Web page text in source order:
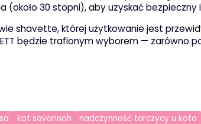
(około 30 stopni), aby uzyskać bezpieczny
shavette, której użytkowanie jest
będzie trafionym wyborem —
kot savannah nadczynność tarczycy u kota